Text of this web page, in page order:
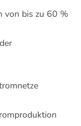
von bis zu 60 %